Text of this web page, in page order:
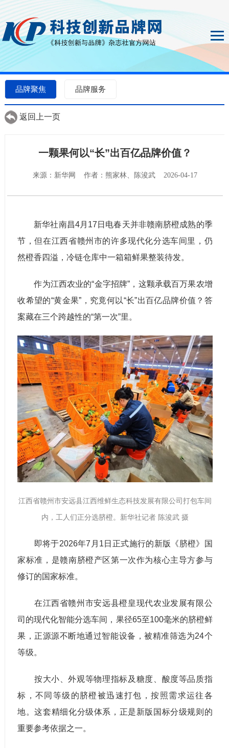
品牌聚焦 品牌服务
返回上一页
一颗果何以“长”出百亿品牌价值？
来源：新华网 作者：熊家林、陈浚武 2026-04-17
新华社南昌4月17日电春天并非赣南脐橙成熟的季
节，但在江西省赣州市的许多现代化分选车间里，仍
然橙香四溢，冷链仓库中一箱箱鲜果整装待发。
作为江西农业的“金字招牌”，这颗承载百万果农增
收希望的“黄金果”，究竟何以“长”出百亿品牌价值？答
案藏在三个跨越性的“第一次”里。
江西省赣州市安远县江西维鲜生态科技发展有限公司打包车间
内，工人们正分选脐橙。新华社记者 陈浚武 摄
即将于2026年7月1日正式施行的新版《脐橙》国
家标准，是赣南脐橙产区第一次作为核心主导方参与
修订的国家标准。
在江西省赣州市安远县橙皇现代农业发展有限公
司的现代化智能分选车间，果径65至100毫米的脐橙鲜
果，正源源不断地通过智能设备，被精准筛选为24个
等级。
按大小、外观等物理指标及糖度、酸度等品质指
标，不同等级的脐橙被迅速打包，按照需求运往各
地。这套精细化分级体系，正是新版国标分级规则的
重要参考依据之一。